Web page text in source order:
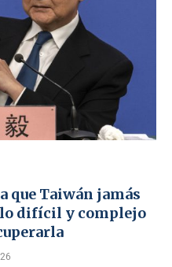
que Taiwán jamás
lo difícil y complejo